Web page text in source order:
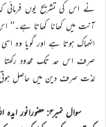
نے اس کی تشریح یوں فرمائی
آنت میں کھانا کھاتا ہے۔’’
انہماک ہوتا ہے اور گویا وہ
صرف اس حد تک محدود
لذت صرف دین میں حاصل
سوال نمبر۴: